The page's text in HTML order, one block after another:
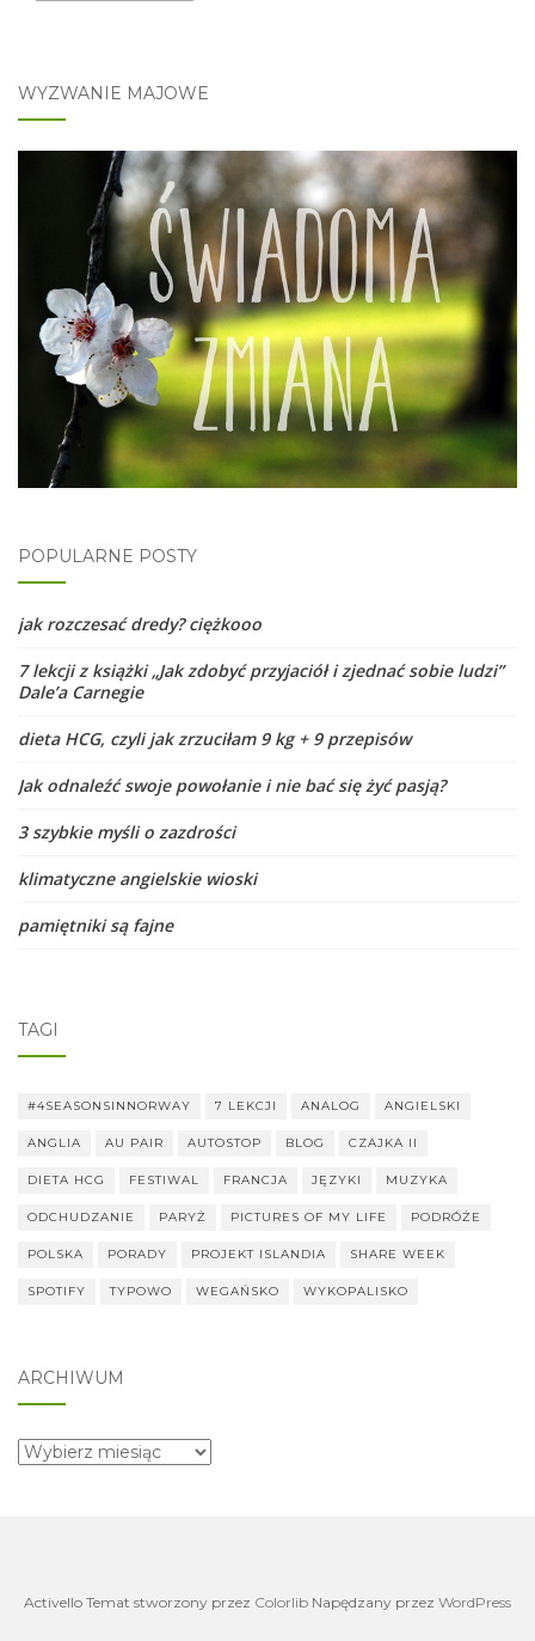
WYZWANIE MAJOWE
POPULARNE POSTY
jak rozczesać dredy? ciężkooo
7 lekcji z książki „Jak zdobyć przyjaciół i zjednać sobie ludzi”
Dale’a Carnegie
dieta HCG, czyli jak zrzuciłam 9 kg + 9 przepisów
Jak odnaleźć swoje powołanie i nie bać się żyć pasją?
3 szybkie myśli o zazdrości
klimatyczne angielskie wioski
pamiętniki są fajne
TAGI
#4SEASONSINNORWAY 7 LEKCJI ANALOG ANGIELSKI
ANGLIA AU PAIR AUTOSTOP BLOG CZAJKA II
DIETA HCG FESTIWAL FRANCJA JĘZYKI MUZYKA
ODCHUDZANIE PARYŻ PICTURES OF MY LIFE PODRÓŻE
POLSKA PORADY PROJEKT ISLANDIA SHARE WEEK
SPOTIFY TYPOWO WEGAŃSKO WYKOPALISKO
ARCHIWUM
archiwum
Activello Temat stworzony przez Colorlib Napędzany przez WordPress